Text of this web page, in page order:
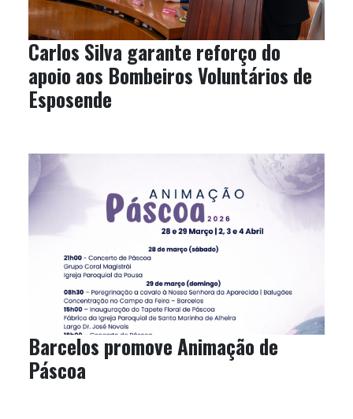
Carlos Silva garante reforço do
apoio aos Bombeiros Voluntários de
Esposende
Barcelos promove Animação de
Páscoa